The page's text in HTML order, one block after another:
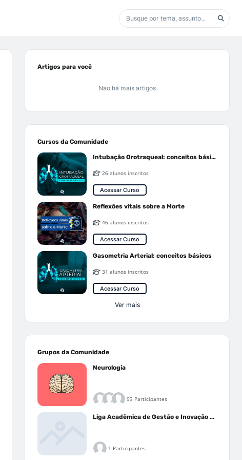
Artigos para você
Não há mais artigos
Cursos da Comunidade
Intubação Orotraqueal: conceitos básicos
26 alunos inscritos
Acessar Curso
Reflexões vitais sobre a Morte
46 alunos inscritos
Acessar Curso
Gasometria Arterial: conceitos básicos
31 alunos inscritos
Acessar Curso
Ver mais
Grupos da Comunidade
Neurologia
93 Participantes
Liga Acadêmica de Gestão e Inovação Médica - LAGIM
1 Participantes